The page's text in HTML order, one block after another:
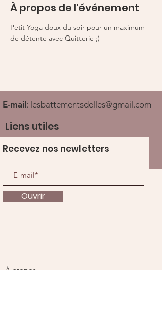
À propos de l'événement
Petit Yoga doux du soir pour un maximum
de détente avec Quitterie ;)
E-mail : lesbattementsdelles@gmail.com
Liens utiles
À propos
Recevez nos newletters
Ouvrir